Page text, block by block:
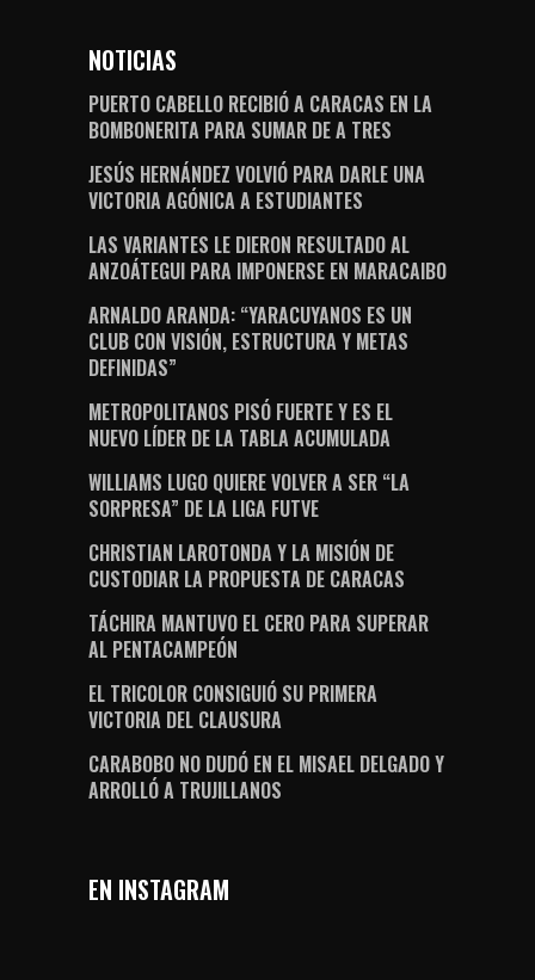
NOTICIAS
PUERTO CABELLO RECIBIÓ A CARACAS EN LA
BOMBONERITA PARA SUMAR DE A TRES
JESÚS HERNÁNDEZ VOLVIÓ PARA DARLE UNA
VICTORIA AGÓNICA A ESTUDIANTES
LAS VARIANTES LE DIERON RESULTADO AL
ANZOÁTEGUI PARA IMPONERSE EN MARACAIBO
ARNALDO ARANDA: “YARACUYANOS ES UN
CLUB CON VISIÓN, ESTRUCTURA Y METAS
DEFINIDAS”
METROPOLITANOS PISÓ FUERTE Y ES EL
NUEVO LÍDER DE LA TABLA ACUMULADA
WILLIAMS LUGO QUIERE VOLVER A SER “LA
SORPRESA” DE LA LIGA FUTVE
CHRISTIAN LAROTONDA Y LA MISIÓN DE
CUSTODIAR LA PROPUESTA DE CARACAS
TÁCHIRA MANTUVO EL CERO PARA SUPERAR
AL PENTACAMPEÓN
EL TRICOLOR CONSIGUIÓ SU PRIMERA
VICTORIA DEL CLAUSURA
CARABOBO NO DUDÓ EN EL MISAEL DELGADO Y
ARROLLÓ A TRUJILLANOS
EN INSTAGRAM